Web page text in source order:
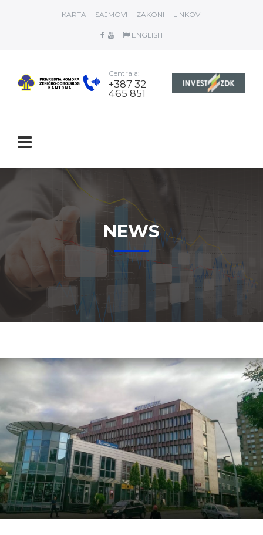
KARTA SAJMOVI ZAKONI LINKOVI
ENGLISH
Centrala:
+387 32
465 851
NEWS